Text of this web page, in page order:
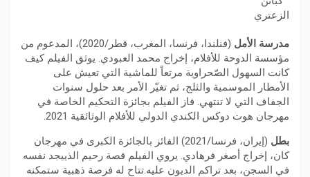
الزعتري
مدرسة الأمل
(فنلندا، فرنسا، المغرب، قطر/2020)، المدعوم من
مؤسسة الدوحة للأفلام، إخراج محمد العبودي. يوثق الفيلم كيف
كانت السهول الصّحراوية مرتعاً للماشية التي تعيش على
الأمطار الموسمية والثلج، ثم تغيّر الأمر بعد حلول سنوات
الجفاف التي لا تنتهي. فاز الفيلم بجائزة التحكيم الخاصة في
مهرجان هوت دوكس الكندي الدولي للأفلام الوثائقية 2021.
بطل
(إيران، فرنسا/2021) الفائز بالجائزة الكبرى في مهرجان
كان، إخراج أصغر فرهادي. يروي الفيلم قصة رحيم الذييجد نفسه
في السجن، بعد تراكم الديون عليه.تتاح له فرصة ذهبية ستمكنه